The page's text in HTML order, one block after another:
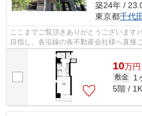
築24年 /
東京都千代
ここまでご覧頂きありがとうございます
目指し、各沿線の各不動産会社様へ直接
様へ提供しております！最新の情報は...
10万円
敷金 1
5階 /